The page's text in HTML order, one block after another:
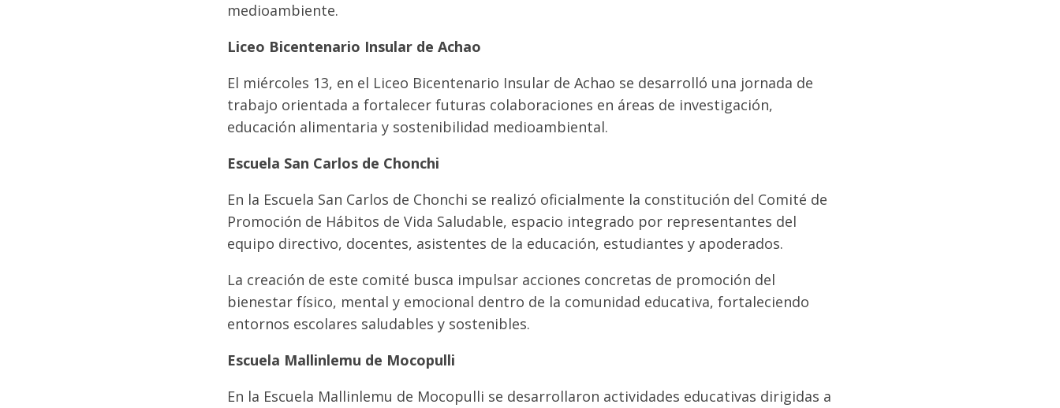
medioambiente.
Liceo Bicentenario Insular de Achao
El miércoles 13, en el Liceo Bicentenario Insular de Achao se desarrolló una jornada de
trabajo orientada a fortalecer futuras colaboraciones en áreas de investigación,
educación alimentaria y sostenibilidad medioambiental.
Escuela San Carlos de Chonchi
En la Escuela San Carlos de Chonchi se realizó oficialmente la constitución del Comité de
Promoción de Hábitos de Vida Saludable, espacio integrado por representantes del
equipo directivo, docentes, asistentes de la educación, estudiantes y apoderados.
La creación de este comité busca impulsar acciones concretas de promoción del
bienestar físico, mental y emocional dentro de la comunidad educativa, fortaleciendo
entornos escolares saludables y sostenibles.
Escuela Mallinlemu de Mocopulli
En la Escuela Mallinlemu de Mocopulli se desarrollaron actividades educativas dirigidas a